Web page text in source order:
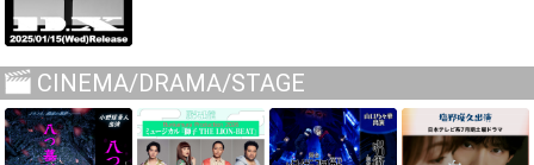
CINEMA/DRAMA/STAGE